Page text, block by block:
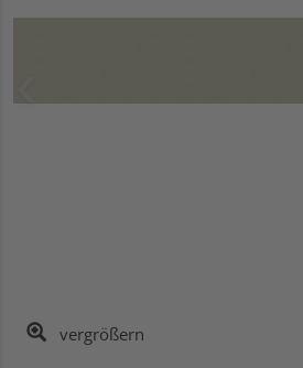
vergrößern